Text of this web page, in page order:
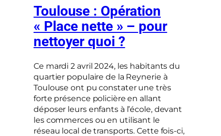
Toulouse : Opération
« Place nette » – pour
nettoyer quoi ?
Ce mardi 2 avril 2024, les habitants du
quartier populaire de la Reynerie à
Toulouse ont pu constater une très
forte présence policière en allant
déposer leurs enfants à l’école, devant
les commerces ou en utilisant le
réseau local de transports. Cette fois-ci,